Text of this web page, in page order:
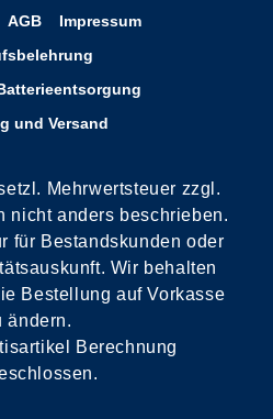
AGB
Impressum
und Versand
Mehrwertsteuer zzgl.
nicht anders beschrieben.
für Bestandskunden oder
Wir behalten
Bestellung auf Vorkasse
ändern.
Berechnung